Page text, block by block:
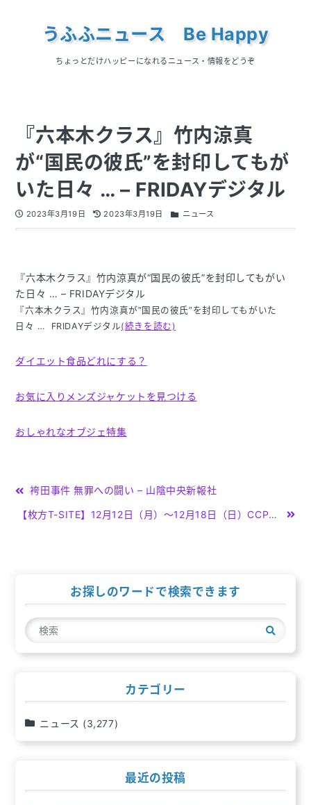
うふふニュース Be Happy
ちょっとだけハッピーになれるニュース・情報をどうぞ
『六本木クラス』竹内涼真
が“国民の彼氏”を封印してもが
いた日々 … – FRIDAYデジタル
2023年3月19日 2023年3月19日 ニュース
『六本木クラス』竹内涼真が“国民の彼氏”を封印してもがい
た日々 … – FRIDAYデジタル
『六本木クラス』竹内涼真が“国民の彼氏”を封印してもがいた
日々 … FRIDAYデジタル(続きを読む)
ダイエット食品どれにする？
お気に入りメンズジャケットを見つける
おしゃれなオブジェ特集
投
稿
ー
シ
ョ
袴田事件 無罪への闘い – 山陰中央新報社
【枚方T-SITE】12月12日（月）～12月18日（日）CCP製のリアル … – PR TIMES
お探しのワードで検索できます
検
索
カテゴリー
ニュース (3,277)
最近の投稿